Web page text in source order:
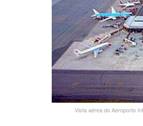
Vista aérea do Aeroporto